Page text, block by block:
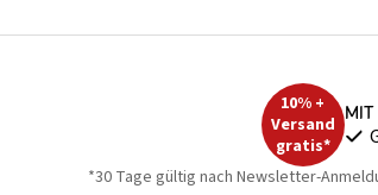
10% +
Versand
gratis*
Mit
*30 Tage gültig nach Newsletter-